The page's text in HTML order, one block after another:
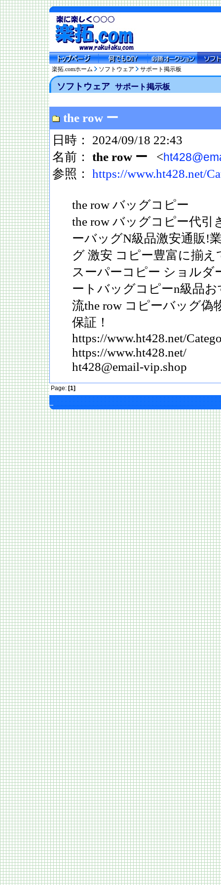
楽拓.comホーム ソフトウェア サポート掲示板
ソフトウェア サポート掲示板
the row ー
日時： 2024/09/18 22:43
名前： the row ー <
参照： https://www.ht428.net/
the row バッグコピー
the row バッグコピー代引
ーバッグN級品激安通販!
グ 激安 コピー豊富に揃え
スーパーコピー ショルダ
ートバッグコピーn級品
流the row コピーバッグ偽
保証！
https://www.ht428.net/
https://www.ht428.net/
ht428@email-vip.shop
Page: [1]